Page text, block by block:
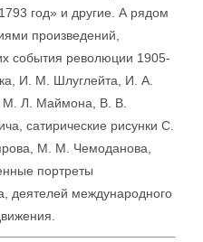
год» и другие. А рядом
произведений,
события революции 1905-
И. М. Шлуглейта, И. А.
М. Л. Маймона, В. В.
сатирические рисунки С.
М. М. Чемоданова,
портреты
деятелей международного